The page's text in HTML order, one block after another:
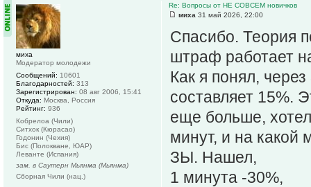
Re: Вопросы от НЕ СОВСЕМ новичков
миха 31 май 2026, 22:00
Спасибо. Теория
штраф работает
Как я понял,
составляет 15%.
еще больше,
минут, и на какой
ЗЫ. Нашел,
1 минута -30%,
миха
Модератор молодежи
Сообщений: 10601
Благодарностей: 313
Зарегистрирован: 08 авг 2006, 15:41
Откуда: Москва, Россия
Рейтинг: 936
Кобрелоа (Чили)
Ситхок (Кюрасао)
Годонин (Чехия)
Бис (Полокване, ЮАР)
Леванте (Испания)
зам. в Саутерн Мьянма (Мьянма)
Сборная Чили (нац.)